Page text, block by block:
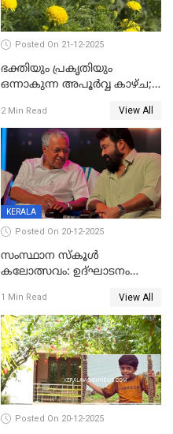
Posted On 21-12-2025
ഭക്തിയും പ്രകൃതിയും
ഒന്നാകുന്ന അപൂര്‍വ്വ കാഴ്ച;
കാഴ്ചാനുഭവമൊരുക്കി
ശബരീ നന്ദനം
2 Min Read View All
KERALA
Posted On 20-12-2025
സംസ്ഥാന സ്കൂൾ
കലോത്സവം: ഉദ്ഘാടനം
മുഖ്യാതിഥിയായി
മോഹൻലാൽ
1 Min Read View All
Posted On 20-12-2025